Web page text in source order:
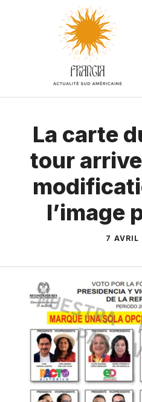
La carte
tour
l’image
7